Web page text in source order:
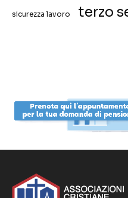
sicurezza lavoro terzo